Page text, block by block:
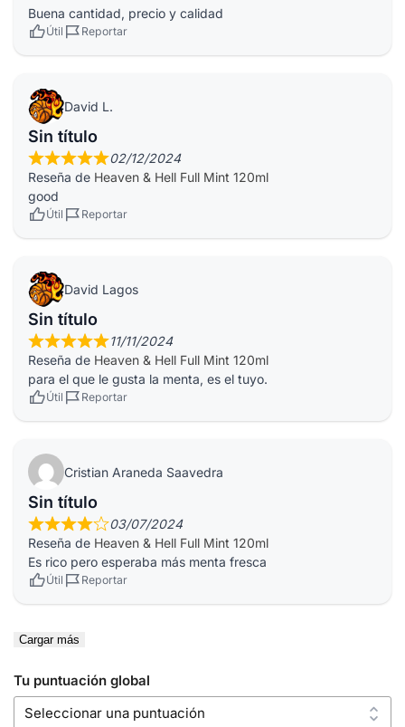
Buena cantidad, precio y calidad
Útil Reportar
David L.
Sin título
02/12/2024
Reseña de Heaven & Hell Full Mint 120ml
good
Útil Reportar
David Lagos
Sin título
11/11/2024
Reseña de Heaven & Hell Full Mint 120ml
para el que le gusta la menta, es el tuyo.
Útil Reportar
Cristian Araneda Saavedra
Sin título
03/07/2024
Reseña de Heaven & Hell Full Mint 120ml
Es rico pero esperaba más menta fresca
Útil Reportar
Cargar más
Tu puntuación global